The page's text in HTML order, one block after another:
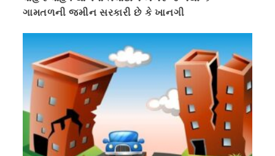
ગામતળની જમીન સરકારી છે કે ખાનગી